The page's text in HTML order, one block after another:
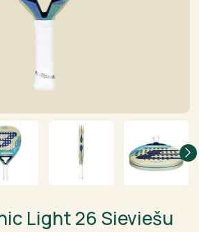
Light 26 Sieviešu